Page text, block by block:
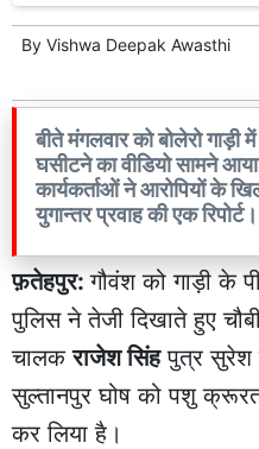
By Vishwa Deepak Awasthi
बीते मंगलवार को बोलेरो
घसीटने का वीडियो सामने
कार्यकर्ताओं ने आरोपियों के
युगान्तर प्रवाह की एक रिपोर्ट।
फ़तेहपुर:गौवंश को गाड़ी के
पुलिस ने तेजी दिखाते हुए
चालकराजेश सिंहपुत्र सुरेश
सुल्तानपुर घोष को पशु
कर लिया है।